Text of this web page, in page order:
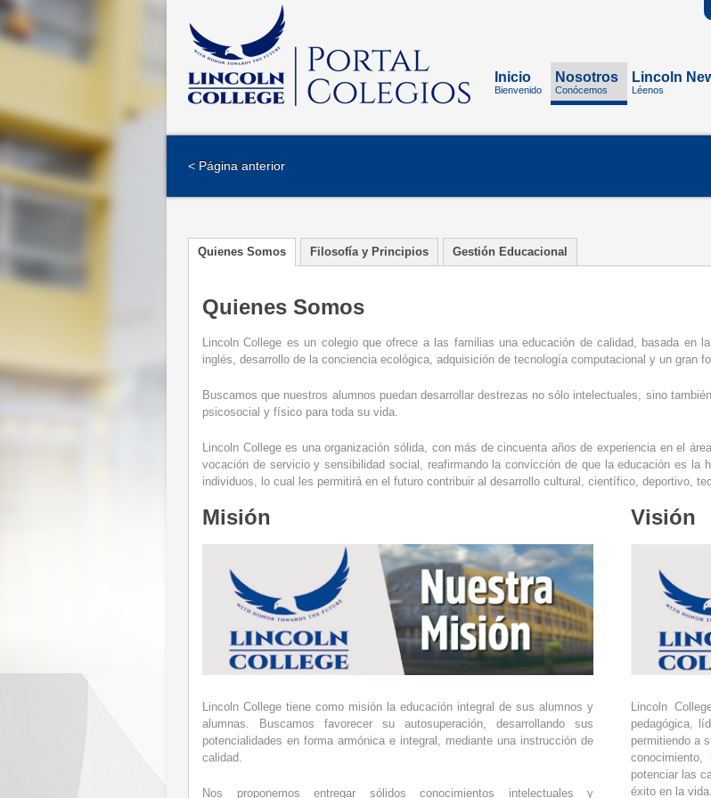
Inicio
Bienvenido
Nosotros
Conócemos
Lincoln
Léenos
< Página anterior
Quienes Somos Filosofía y Principios Gestión Educacional
Quienes Somos
Lincoln College es un colegio que ofrece a las familias una educación de calidad, basada en
inglés, desarrollo de la conciencia ecológica, adquisición de tecnología computacional y un gran
Buscamos que nuestros alumnos puedan desarrollar destrezas no sólo intelectuales, sino
psicosocial y físico para toda su vida.
Lincoln College es una organización sólida, con más de cincuenta años de experiencia en el
vocación de servicio y sensibilidad social, reafirmando la convicción de que la educación es la
individuos, lo cual les permitirá en el futuro contribuir al desarrollo cultural, científico, deportivo,
Misión
Lincoln College tiene como misión la educación integral de sus alumnos y
alumnas. Buscamos favorecer su autosuperación, desarrollando sus
potencialidades en forma armónica e integral, mediante una instrucción de
calidad.
Nos proponemos entregar sólidos conocimientos intelectuales y
Visión
Lincoln
pedagógica,
permitiendo a
potenciar las
éxito en la vida.